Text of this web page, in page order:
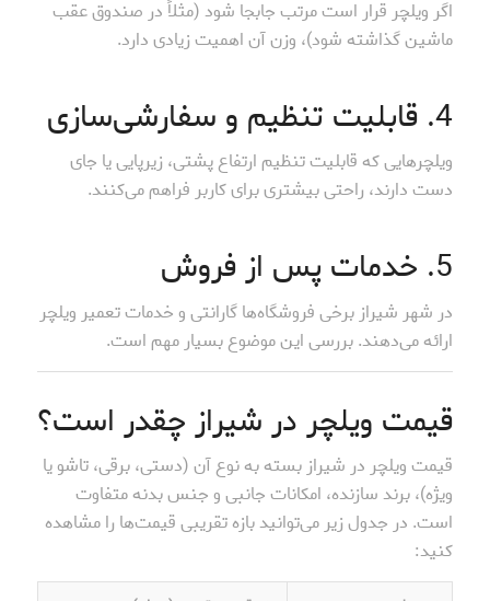
اگر ویلچر قرار است مرتب جابجا شود (مثلاً در صندوق عقب
ماشین گذاشته شود)، وزن آن اهمیت زیادی دارد.
4. قابلیت تنظیم و سفارشی‌سازی
ویلچرهایی که قابلیت تنظیم ارتفاع پشتی، زیرپایی یا جای
دست دارند، راحتی بیشتری برای کاربر فراهم می‌کنند.
5. خدمات پس از فروش
در شهر شیراز برخی فروشگاه‌ها گارانتی و خدمات تعمیر ویلچر
ارائه می‌دهند. بررسی این موضوع بسیار مهم است.
قیمت ویلچر در شیراز چقدر است؟
قیمت ویلچر در شیراز بسته به نوع آن (دستی، برقی، تاشو یا
ویژه)، برند سازنده، امکانات جانبی و جنس بدنه متفاوت
است. در جدول زیر می‌توانید بازه تقریبی قیمت‌ها را مشاهده
کنید: